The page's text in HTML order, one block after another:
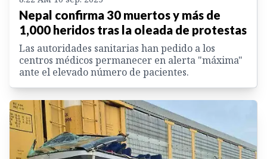
Nepal confirma 30 muertos y más de
1,000 heridos tras la oleada de protestas
Las autoridades sanitarias han pedido a los
centros médicos permanecer en alerta "máxima"
ante el elevado número de pacientes.